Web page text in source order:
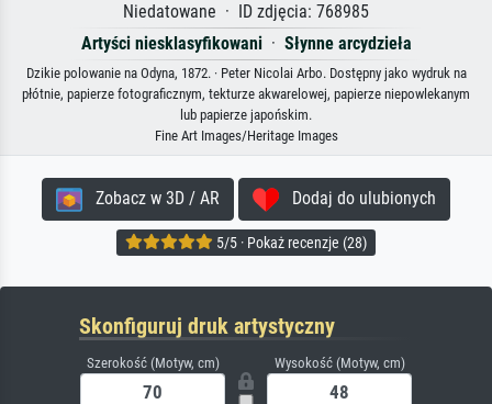
Niedatowane · ID zdjęcia: 768985
Artyści niesklasyfikowani· Słynne arcydzieła
Dzikie polowanie na Odyna, 1872. · Peter Nicolai Arbo. Dostępny jako wydruk na
płótnie, papierze fotograficznym, tekturze akwarelowej, papierze niepowlekanym
lub papierze japońskim.
Fine Art Images/Heritage Images
Zobacz w 3D / AR Dodaj do ulubionych
5/5 · Pokaż recenzje (28)
Skonfiguruj druk artystyczny
Szerokość (Motyw, cm) Wysokość (Motyw, cm)